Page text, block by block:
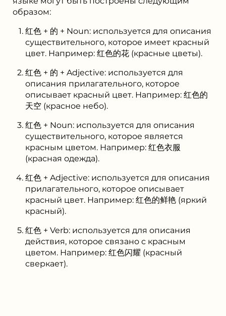
образом:
红色 + 的 + Noun: используется для описания
существительного, которое имеет красный
цвет. Например: 红色的花 (красные цветы).
红色 + 的 + Adjective: используется для
описания прилагательного, которое
описывает красный цвет. Например: 红色的
天空 (красное небо).
红色 + Noun: используется для описания
существительного, которое является
красным цветом. Например: 红色衣服
(красная одежда).
红色 + Adjective: используется для описания
прилагательного, которое описывает
красный цвет. Например: 红色的鲜艳 (яркий
красный).
红色 + Verb: используется для описания
действия, которое связано с красным
цветом. Например: 红色闪耀 (красный
сверкает).